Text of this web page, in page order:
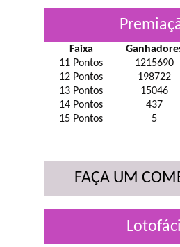
Faixa
11 Pontos
1215690
12 Pontos
198722
13 Pontos
15046
14 Pontos
437
15 Pontos
5
FAÇA UM